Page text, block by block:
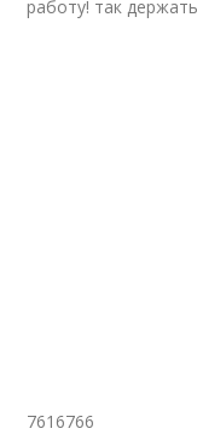
работу! так
7616766